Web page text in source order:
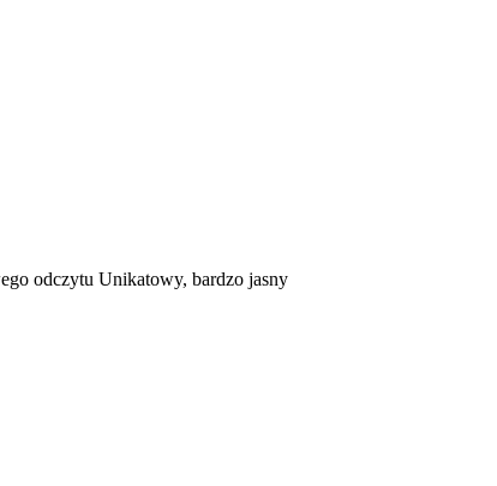
odczytu Unikatowy, bardzo jasny